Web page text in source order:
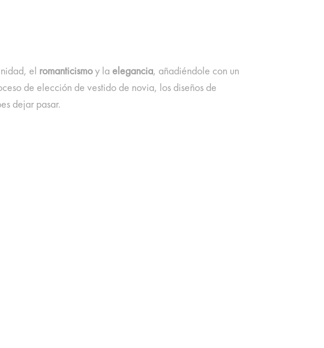
el romanticismoy la elegancia, añadiéndole con un
de elección de vestido de novia, los diseños de
dejar pasar.